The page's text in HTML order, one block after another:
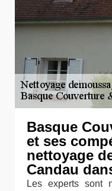
Basque
et ses
nettoyage
Candau
Les experts sont